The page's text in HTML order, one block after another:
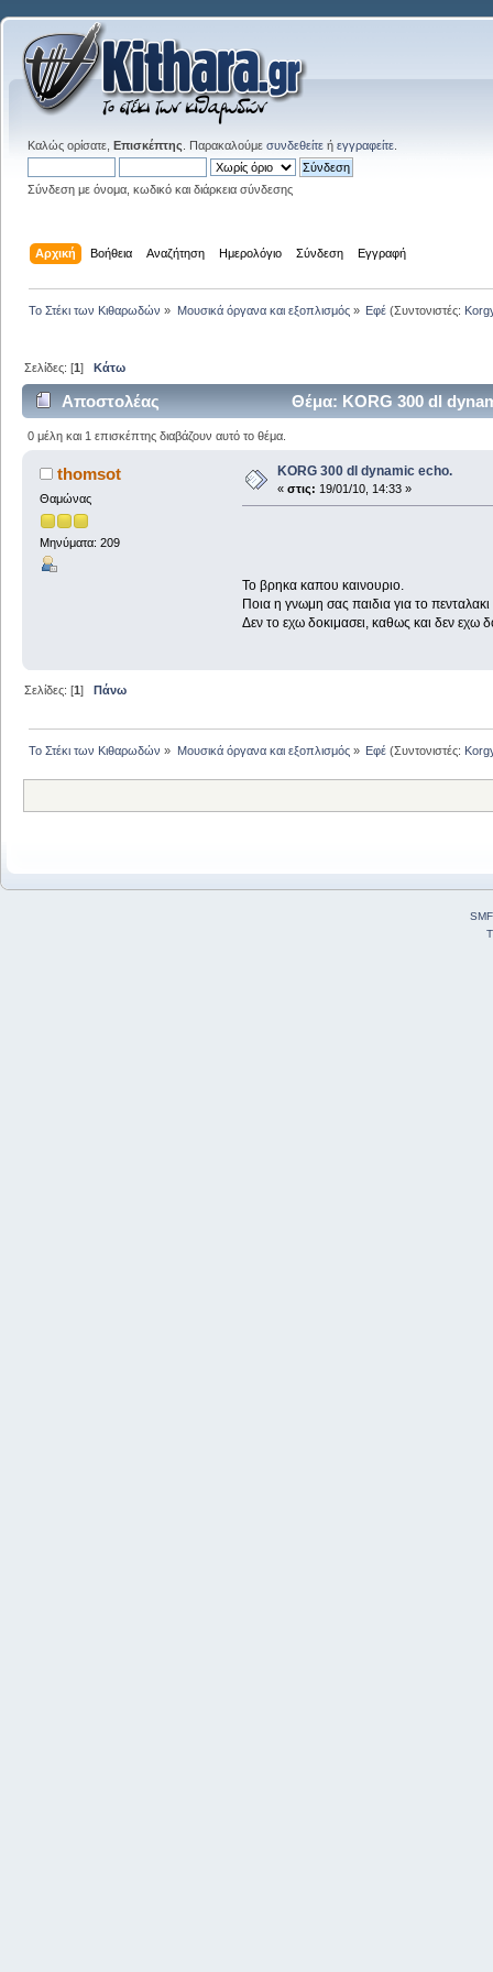
Καλώς ορίσατε, Επισκέπτης . Παρακαλούμε συνδεθείτε ή εγγραφείτε
Σύνδεση με όνομα, κωδικό και διάρκεια σύνδεσης
Αρχική Βοήθεια Αναζήτηση Ημερολόγιο Σύνδεση Εγγραφή
Το Στέκι των Κιθαρωδών » Μουσικά όργανα και εξοπλισμός» Εφέ(Συντονιστές:
Σελίδες: [1]Κάτω
Αποστολέας Θέμα: KORG 300 dl
0 μέλη και 1 επισκέπτης διαβάζουν αυτό το θέμα.
thomsot
Θαμώνας
Μηνύματα: 209
KORG 300 dl dynamic echo.
« στις: 19/01/10, 14:33 »
Το βρηκα καπου καινουριο.
Ποια η γνωμη σας παιδια για το
Δεν το εχω δοκιμασει, καθως και δεν εχω
Σελίδες: [1]Πάνω
Το Στέκι των Κιθαρωδών » Μουσικά όργανα και εξοπλισμός» Εφέ(Συντονιστές: